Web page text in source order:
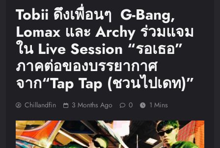
Tobii ดึงเพื่อนๆ G-Bang,
Lomax และ Archy ร่วมแจม
ใน Live Session “รอเธอ”
ภาคต่อของบรรยากาศ
จาก“Tap Tap (ชวนไปเดท)”
Chillandfin 3 Months Ago 0 1 Mins